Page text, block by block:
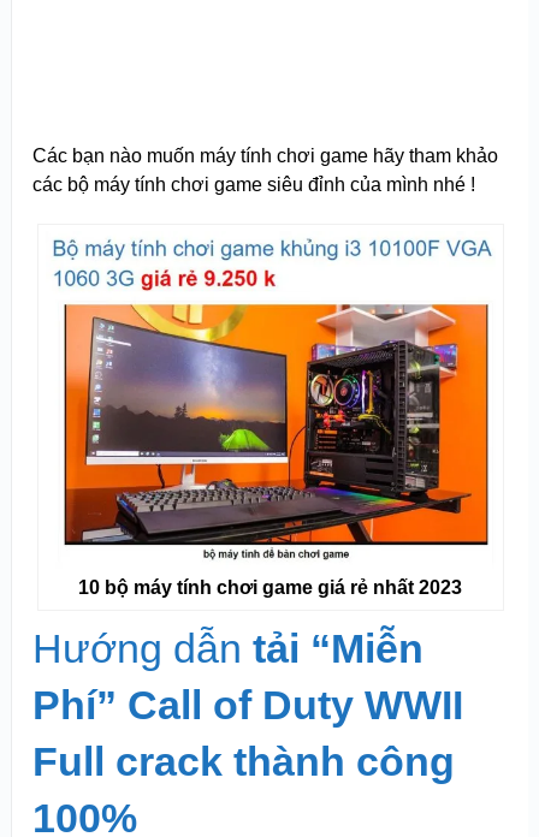
Các bạn nào muốn máy tính chơi game hãy tham khảo
các bộ máy tính chơi game siêu đỉnh của mình nhé !
10 bộ máy tính chơi game giá rẻ nhất 2023
Hướng dẫn tải “Miễn
Phí” Call of Duty WWII
Full crack thành công
100%